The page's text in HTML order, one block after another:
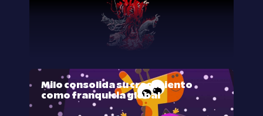
Milo consolida su crecimiento
como franquicia global